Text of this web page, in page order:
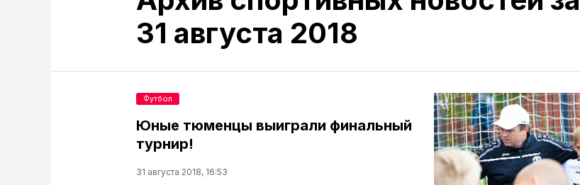
31 августа 2018
Юные тюменцы выиграли финальный
турнир!
31 августа 2018, 16:53
Футбол